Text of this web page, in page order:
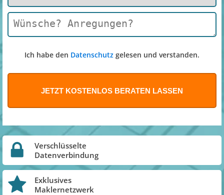
Ich habe den Datenschutz gelesen und verstanden.
Verschlüsselte
Datenverbindung
Exklusives
Maklernetzwerk